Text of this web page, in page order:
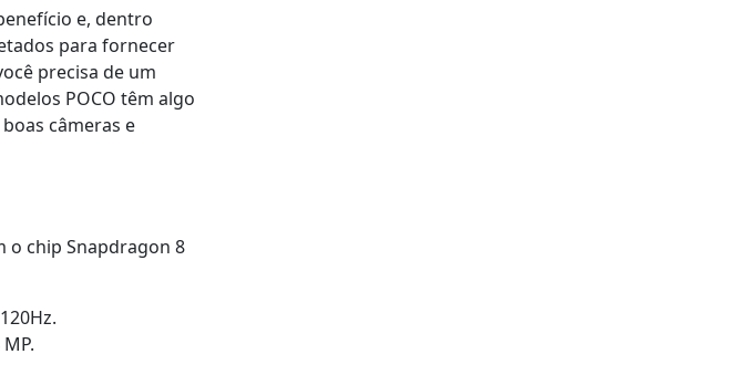
e, dentro
para fornecer
precisa de um
POCO têm algo
câmeras e
o chip Snapdragon 8